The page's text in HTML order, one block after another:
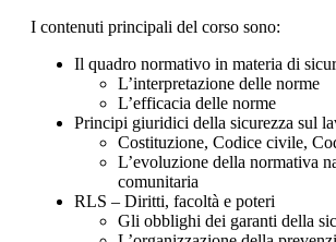
I contenuti principali del corso sono:
Il quadro normativo in materia di
L’interpretazione delle norme
L’efficacia delle norme
Principi giuridici della sicurezza sul
Costituzione, Codice civile,
L’evoluzione della normativa
comunitaria
RLS – Diritti, facoltà e poteri
Gli obblighi dei garanti della